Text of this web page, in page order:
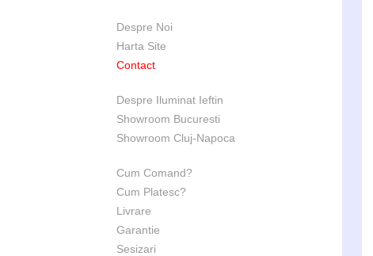
Despre Noi
Harta Site
Contact
Despre Iluminat Ieftin
Showroom Bucuresti
Showroom Cluj-Napoca
Cum Comand?
Cum Platesc?
Livrare
Garantie
Sesizari